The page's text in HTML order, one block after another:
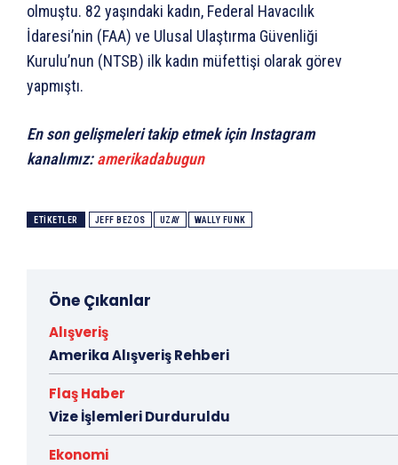
olmuştu. 82 yaşındaki kadın, Federal Havacılık
İdaresi’nin (FAA) ve Ulusal Ulaştırma Güvenliği
Kurulu’nun (NTSB) ilk kadın müfettişi olarak görev
yapmıştı.
En son gelişmeleri takip etmek için Instagram
kanalımız:amerikadabugun
ETIKETLER JEFF BEZOS UZAY WALLY FUNK
Öne Çıkanlar
Alışveriş
Amerika Alışveriş Rehberi
Flaş Haber
Vize İşlemleri Durduruldu
Ekonomi